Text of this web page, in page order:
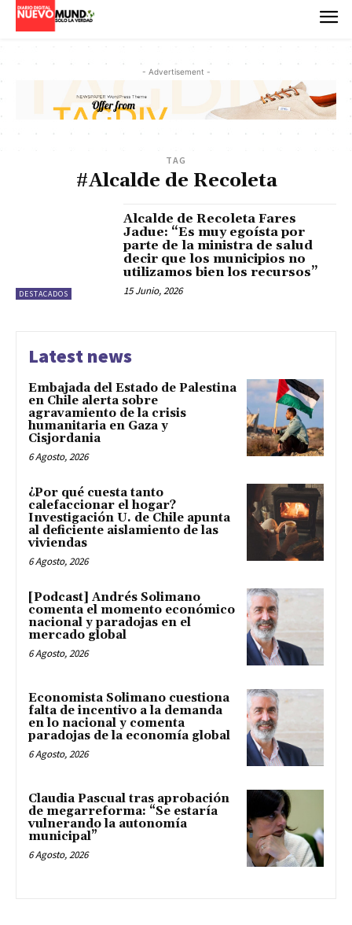
- Advertisement -
TAG
#Alcalde de Recoleta
DESTACADOS
Alcalde de Recoleta Fares
Jadue: “Es muy egoísta por
parte de la ministra de salud
decir que los municipios no
utilizamos bien los recursos”
15 Junio, 2026
Latest news
Embajada del Estado de Palestina
en Chile alerta sobre
agravamiento de la crisis
humanitaria en Gaza y
Cisjordania
6 Agosto, 2026
¿Por qué cuesta tanto
calefaccionar el hogar?
Investigación U. de Chile apunta
al deficiente aislamiento de las
viviendas
6 Agosto, 2026
[Podcast] Andrés Solimano
comenta el momento económico
nacional y paradojas en el
mercado global
6 Agosto, 2026
Economista Solimano cuestiona
falta de incentivo a la demanda
en lo nacional y comenta
paradojas de la economía global
6 Agosto, 2026
Claudia Pascual tras aprobación
de megarreforma: “Se estaría
vulnerando la autonomía
municipal”
6 Agosto, 2026